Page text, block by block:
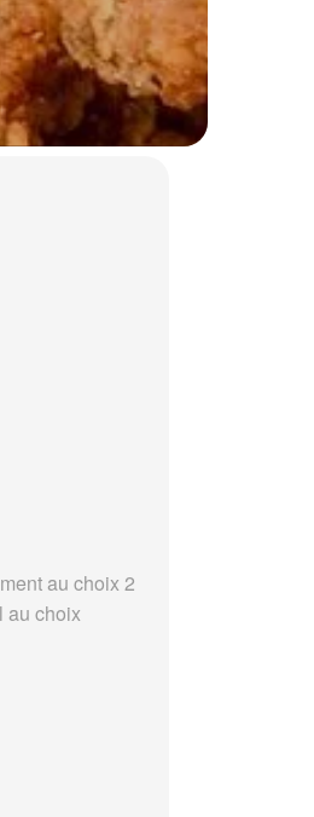
au choix 2
au choix